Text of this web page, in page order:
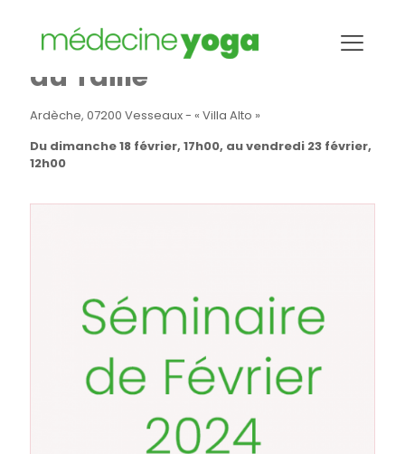
Séminaire au Domaine
du Taillé
Ardèche, 07200 Vesseaux - « Villa Alto »
Du dimanche 18 février, 17h00, au vendredi 23 février,
12h00